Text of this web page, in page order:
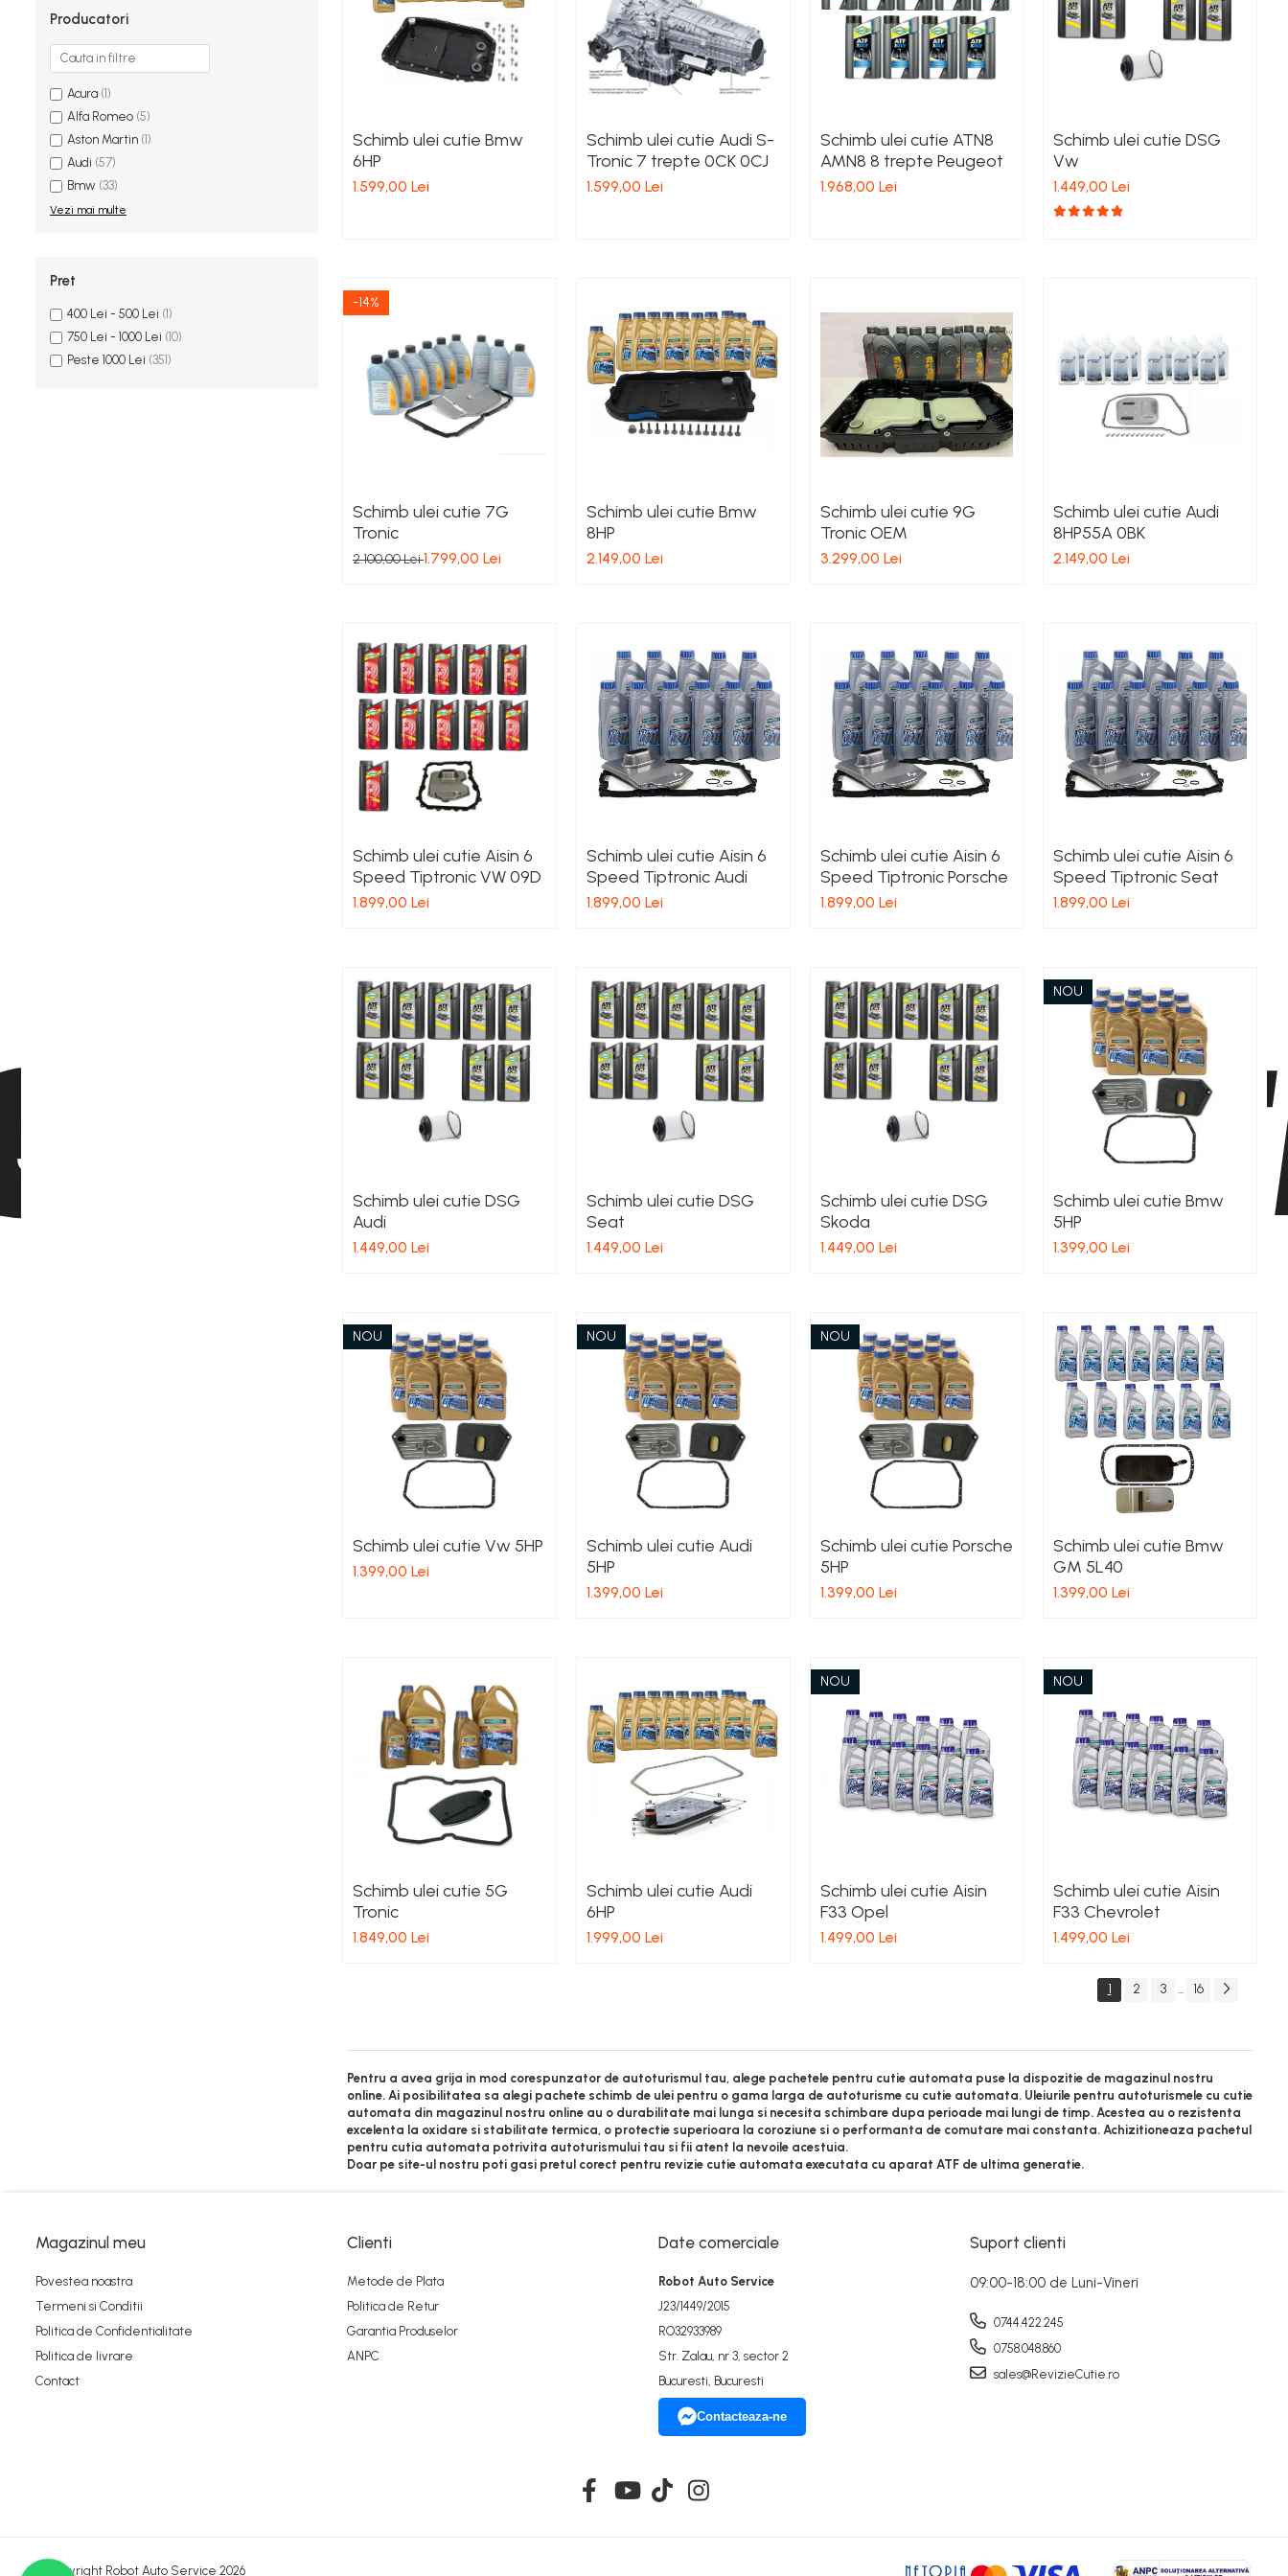
Producatori
Acura (1)
Alfa Romeo (5)
Aston Martin (1)
Audi (57)
Bmw (33)
Vezi mai multe
Pret
400 Lei - 500 Lei (1)
750 Lei - 1000 Lei (10)
Peste 1000 Lei (351)
Schimb ulei cutie Bmw
6HP
1.599,00 Lei
Schimb ulei cutie Audi S-
Tronic 7 trepte 0CK 0CJ
1.599,00 Lei
Schimb ulei cutie ATN8
AMN8 8 trepte Peugeot
1.968,00 Lei
Schimb ulei cutie DSG
Vw
1.449,00 Lei
-14%
Schimb ulei cutie 7G
Tronic
2.100,00 Lei1.799,00 Lei
Schimb ulei cutie Bmw
8HP
2.149,00 Lei
Schimb ulei cutie 9G
Tronic OEM
3.299,00 Lei
Schimb ulei cutie Audi
8HP55A 0BK
2.149,00 Lei
Schimb ulei cutie Aisin 6
Speed Tiptronic VW 09D
1.899,00 Lei
Schimb ulei cutie Aisin 6
Speed Tiptronic Audi
1.899,00 Lei
Schimb ulei cutie Aisin 6
Speed Tiptronic Porsche
1.899,00 Lei
Schimb ulei cutie Aisin 6
Speed Tiptronic Seat
1.899,00 Lei
Schimb ulei cutie DSG
Audi
1.449,00 Lei
Schimb ulei cutie DSG
Seat
1.449,00 Lei
Schimb ulei cutie DSG
Skoda
1.449,00 Lei
NOU
Schimb ulei cutie Bmw
5HP
1.399,00 Lei
NOU
Schimb ulei cutie Vw 5HP
1.399,00 Lei
NOU
Schimb ulei cutie Audi
5HP
1.399,00 Lei
NOU
Schimb ulei cutie Porsche
5HP
1.399,00 Lei
Schimb ulei cutie Bmw
GM 5L40
1.399,00 Lei
Schimb ulei cutie 5G
Tronic
1.849,00 Lei
Schimb ulei cutie Audi
6HP
1.999,00 Lei
NOU
Schimb ulei cutie Aisin
F33 Opel
1.499,00 Lei
NOU
Schimb ulei cutie Aisin
F33 Chevrolet
1.499,00 Lei
1 2 3 16
Pentru a avea grija in mod corespunzator de autoturismul tau, alege pachetele pentru cutie automata puse la dispozitie de magazinul nostru
online. Ai posibilitatea sa alegi pachete schimb de ulei pentru o gama larga de autoturisme cu cutie automata. Uleiurile pentru autoturismele cu cutie
automata din magazinul nostru online au o durabilitate mai lunga si necesita schimbare dupa perioade mai lungi de timp. Acestea au o rezistenta
excelenta la oxidare si stabilitate termica, o protectie superioara la coroziune si o performanta de comutare mai constanta. Achizitioneaza pachetul
pentru cutia automata potrivita autoturismului tau si fii atent la nevoile acestuia.
Doar pe site-ul nostru poti gasi pretul corect pentru revizie cutie automata executata cu aparat ATF de ultima generatie.
Magazinul meu
Povestea noastra
Termeni si Conditii
Politica de Confidentialitate
Politica de livrare
Contact
Clienti
Metode de Plata
Politica de Retur
Garantia Produselor
ANPC
Date comerciale
Robot Auto Service
J23/1449/2015
RO32933989
Str. Zalau, nr 3, sector 2
Bucuresti, Bucuresti
Contacteaza-ne
Suport clienti
09:00-18:00 de Luni-Vineri
0744.422.245
0758.048.860
sales@RevizieCutie.ro
©Copyright Robot Auto Service 2026